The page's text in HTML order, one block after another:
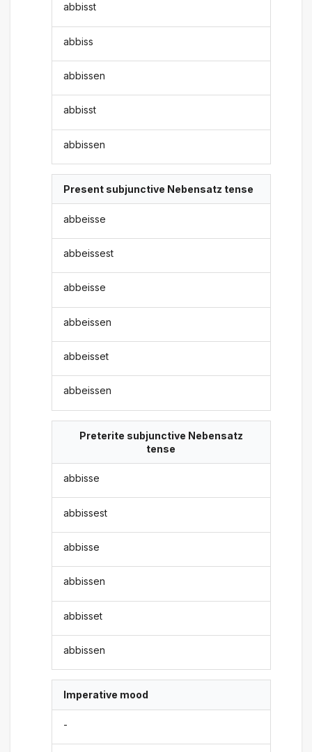
abbisst
abbiss
abbissen
abbisst
abbissen
Present subjunctive Nebensatz tense
abbeisse
abbeissest
abbeisse
abbeissen
abbeisset
abbeissen
Preterite subjunctive Nebensatz
tense
abbisse
abbissest
abbisse
abbissen
abbisset
abbissen
Imperative mood
-